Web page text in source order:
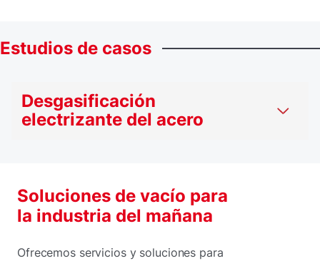
Estudios de casos
Desgasificación
electrizante del acero
Soluciones de vacío para
la industria del mañana
Ofrecemos servicios y soluciones para